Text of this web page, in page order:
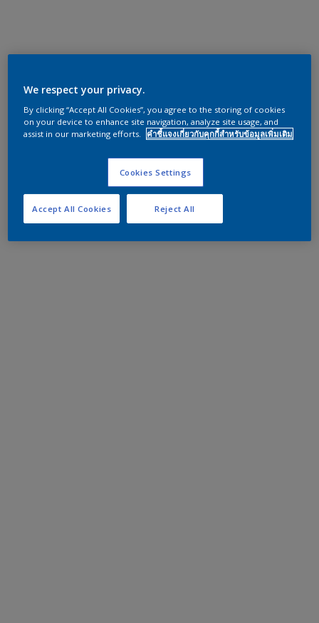
We respect your privacy.
By clicking “Accept All Cookies”, you agree to the storing of cookies
on your device to enhance site navigation, analyze site usage, and
assist in our marketing efforts.
คำชี้แจงเกี่ยวกับคุกกี้สำหรับข้อมูลเพิ่มเติม
Cookies Settings
Reject All
Accept All Cookies